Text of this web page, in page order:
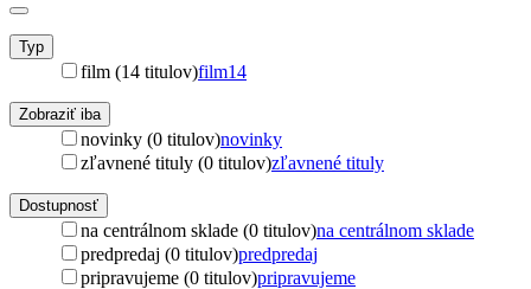
Typ
film (14 titulov)film14
Zobraziť iba
novinky (0 titulov)novinky
zľavnené tituly (0 titulov)zľavnené tituly
Dostupnosť
na centrálnom sklade (0 titulov)na centrálnom sklade
predpredaj (0 titulov)predpredaj
pripravujeme (0 titulov)pripravujeme